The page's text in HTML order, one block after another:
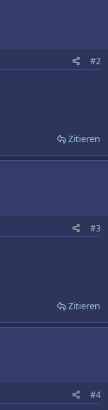
#2
Zitieren
#3
Zitieren
#4